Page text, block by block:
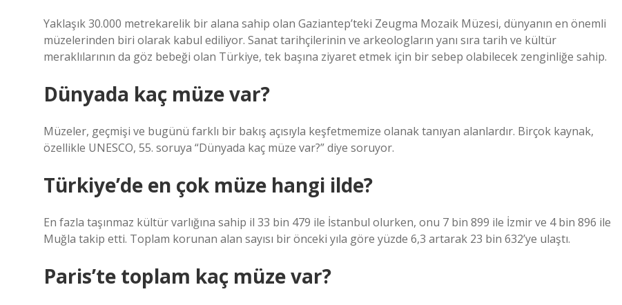
Yaklaşık 30.000 metrekarelik bir alana sahip olan Gaziantep’teki Zeugma Mozaik Müzesi, dünyanın en önemli
müzelerinden biri olarak kabul ediliyor. Sanat tarihçilerinin ve arkeologların yanı sıra tarih ve kültür
meraklılarının da göz bebeği olan Türkiye, tek başına ziyaret etmek için bir sebep olabilecek zenginliğe sahip.
Dünyada kaç müze var?
Müzeler, geçmişi ve bugünü farklı bir bakış açısıyla keşfetmemize olanak tanıyan alanlardır. Birçok kaynak,
özellikle UNESCO, 55. soruya “Dünyada kaç müze var?” diye soruyor.
Türkiye’de en çok müze hangi ilde?
En fazla taşınmaz kültür varlığına sahip il 33 bin 479 ile İstanbul olurken, onu 7 bin 899 ile İzmir ve 4 bin 896 ile
Muğla takip etti. Toplam korunan alan sayısı bir önceki yıla göre yüzde 6,3 artarak 23 bin 632’ye ulaştı.
Paris’te toplam kaç müze var?